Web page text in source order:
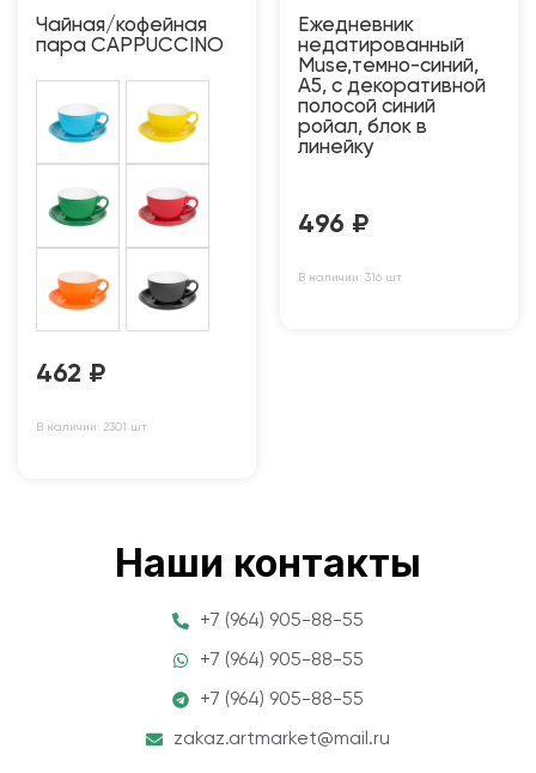
Чайная/кофейная
пара CAPPUCCINO
462 ₽
В наличии: 2301 шт
Ежедневник
недатированный
Muse,темно-синий,
А5, с декоративной
полосой синий
ройал, блок в
линейку
496 ₽
В наличии: 316 шт
Наши контакты
+7 (964) 905-88-55
+7 (964) 905-88-55
+7 (964) 905-88-55
zakaz.artmarket@mail.ru